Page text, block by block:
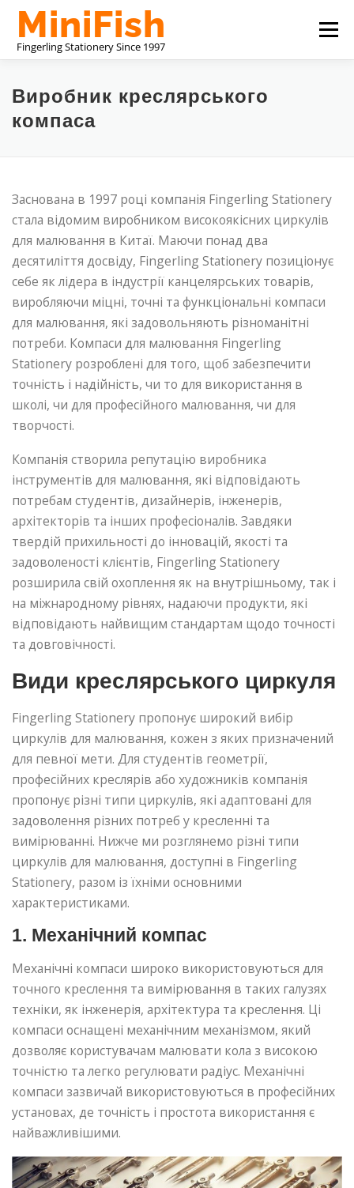
Перейти
вмісту
Меню
КИТАЙСЬКИЙ ВИРОБНИК КАНЦЕЛЯРСЬКИХ ТОВАРІВ
Виробник креслярського
компаса
Заснована в 1997 році компанія Fingerling Stationery
стала відомим виробником високоякісних циркулів
для малювання в Китаї. Маючи понад два
десятиліття досвіду, Fingerling Stationery позиціонує
себе як лідера в індустрії канцелярських товарів,
виробляючи міцні, точні та функціональні компаси
для малювання, які задовольняють різноманітні
потреби. Компаси для малювання Fingerling
Stationery розроблені для того, щоб забезпечити
точність і надійність, чи то для використання в
школі, чи для професійного малювання, чи для
творчості.
Компанія створила репутацію виробника
інструментів для малювання, які відповідають
потребам студентів, дизайнерів, інженерів,
архітекторів та інших професіоналів. Завдяки
твердій прихильності до інновацій, якості та
задоволеності клієнтів, Fingerling Stationery
розширила свій охоплення як на внутрішньому, так і
на міжнародному рівнях, надаючи продукти, які
відповідають найвищим стандартам щодо точності
та довговічності.
Види креслярського циркуля
Fingerling Stationery пропонує широкий вибір
циркулів для малювання, кожен з яких призначений
для певної мети. Для студентів геометрії,
професійних креслярів або художників компанія
пропонує різні типи циркулів, які адаптовані для
задоволення різних потреб у кресленні та
вимірюванні. Нижче ми розглянемо різні типи
циркулів для малювання, доступні в Fingerling
Stationery, разом із їхніми основними
характеристиками.
1. Механічний компас
Механічні компаси широко використовуються для
точного креслення та вимірювання в таких галузях
техніки, як інженерія, архітектура та креслення. Ці
компаси оснащені механічним механізмом, який
дозволяє користувачам малювати кола з високою
точністю та легко регулювати радіус. Механічні
компаси зазвичай використовуються в професійних
установах, де точність і простота використання є
найважливішими.